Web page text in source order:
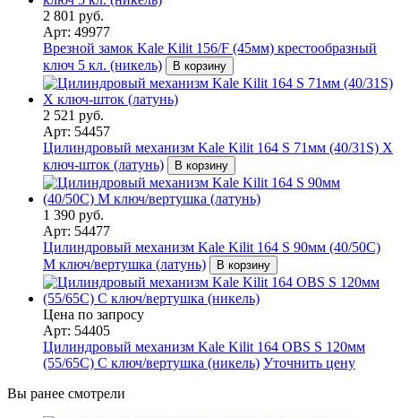
2 801 руб.
Арт: 49977
Врезной замок Kale Kilit 156/F (45мм) крестообразный
ключ 5 кл. (никель)
В корзину
2 521 руб.
Арт: 54457
Цилиндровый механизм Kale Kilit 164 S 71мм (40/31S) X
ключ-шток (латунь)
В корзину
1 390 руб.
Арт: 54477
Цилиндровый механизм Kale Kilit 164 S 90мм (40/50С)
M ключ/вертушка (латунь)
В корзину
Цена по запросу
Арт: 54405
Цилиндровый механизм Kale Kilit 164 OBS S 120мм
(55/65C) C ключ/вертушка (никель) Уточнить цену
Вы ранее смотрели